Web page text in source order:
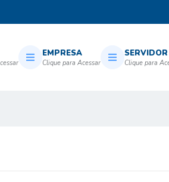
EMPRESA SERVIDOR